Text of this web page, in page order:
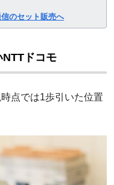
のセット販売へ
ドコモ
点では1歩引いた位置